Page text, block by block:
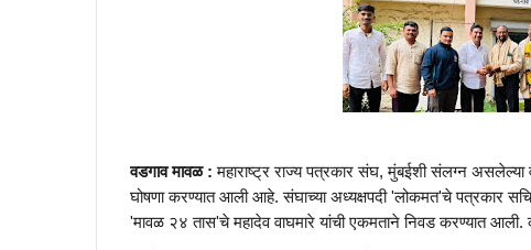
वडगाव मावळ : महाराष्ट्र राज्य पत्रकार संघ, मुंबईशी संलग्न असलेल्या
घोषणा करण्यात आली आहे. संघाच्या अध्यक्षपदी 'लोकमत'चे पत्रकार
'मावळ २४ तास'चे महादेव वाघमारे यांची एकमताने निवड करण्यात आली.